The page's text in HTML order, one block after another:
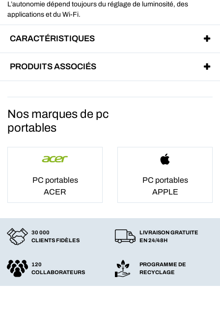
L’autonomie dépend toujours du réglage de luminosité, des
applications et du Wi‑Fi.
CARACTÉRISTIQUES
PRODUITS ASSOCIÉS
Nos marques de pc
portables
PC portables
ACER
PC portables
APPLE
30 000
CLIENTS FIDÈLES
LIVRAISON GRATUITE
EN 24/48H
120
COLLABORATEURS
PROGRAMME DE
RECYCLAGE